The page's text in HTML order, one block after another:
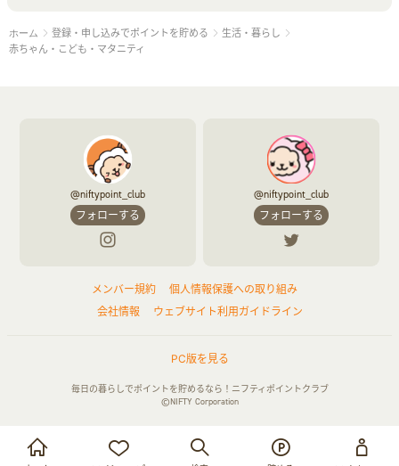
お買い物・サービス利用で貯める
ペット
ゲーム・趣味
すべて見る
チケット・クーポン・チラシ
ホーム 登録・申し込みでポイントを貯める
生活・暮らし
赤ちゃん・こども・マタニティ
@niftypoint_club
フォローする
@niftypoint_club
フォローする
メンバー規約
個人情報保護への取り組み
会社情報
ウェブサイト利用ガイドライン
PC版を見る
毎日の暮らしでポイントを貯めるなら！ニフティポイントクラブ
©NIFTY Corporation